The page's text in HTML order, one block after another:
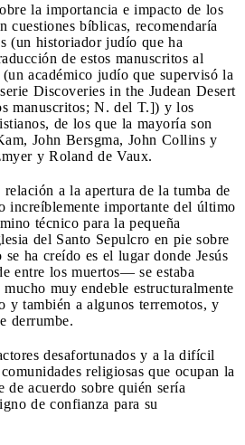
la importancia e impacto de los
cuestiones bíblicas, recomendaría
(un historiador judío que ha
de estos manuscritos al
académico judío que supervisó la
Discoveries in the Judean Desert
manuscritos; N. del T.]) y los
de los que la mayoría son
John Bersgma, John Collins y
y Roland de Vaux.
a la apertura de la tumba de
increíblemente importante del último
técnico para la pequeña
del Santo Sepulcro en pie sobre
ha creído es el lugar donde Jesús
entre los muertos— se estaba
muy endeble estructuralmente
y también a algunos terremotos, y
derrumbe.
desafortunados y a la difícil
religiosas que ocupan la
de acuerdo sobre quién sería
de confianza para su